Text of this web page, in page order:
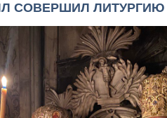
СОВЕРШИЛ